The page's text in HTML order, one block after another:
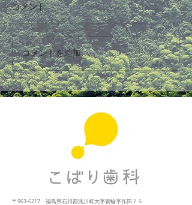
コメント
コメントを追加…
〒963-6217 福島県石川郡浅川町大字簑輪字作田７５